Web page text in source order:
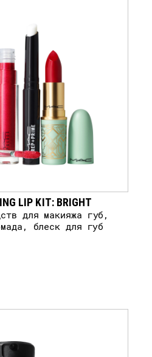
LIP KIT: BRIGHT
блеск для губ